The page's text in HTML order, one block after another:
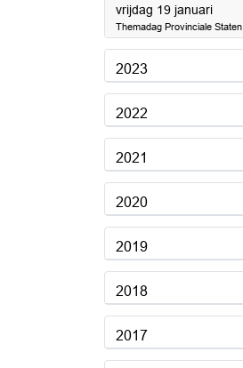
vrijdag 19 januari2024
Themadag Provinciale Staten
2023
2022
2021
2020
2019
2018
2017